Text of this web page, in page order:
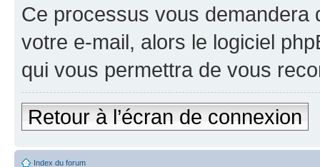
Ce processus vous demandera
votre e-mail, alors le logiciel
qui vous permettra de vous
Retour à l’écran de connexion
Index du forum